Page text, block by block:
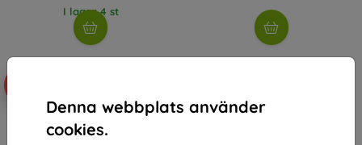
Denna webbplats använder
cookies.
I lager 4 st